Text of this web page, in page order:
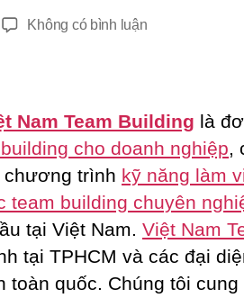
Không có bình luậnở
1
Ngày
Tại
Đà
Nam Team Building là
cho doanh nghiệp
trình kỹ năng làm
team building chuyên
tại Việt Nam. Việt Nam
tại TPHCM và các đại
toàn quốc. Chúng tôi cung